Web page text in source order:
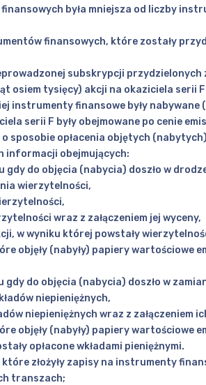
była mniejsza od liczby
finansowych, które zostały
subskrypcji przydzielonych
osiem tysięcy) akcji na okaziciela serii
instrumenty finansowe były nabywane
serii F były obejmowane po cenie
sposobie opłacenia objętych
informacji obejmujących:
gdy do objęcia (nabycia) doszło w
wierzytelności,
wraz z załączeniem jej wyceny,
w wyniku której powstały
objęły (nabyły) papiery wartościowe
gdy do objęcia (nabycia) doszło w
niepieniężnych,
niepieniężnych wraz z załączeniem
objęły (nabyły) papiery wartościowe
opłacone wkładami pieniężnymi.
złożyły zapisy na instrumenty
transzach;